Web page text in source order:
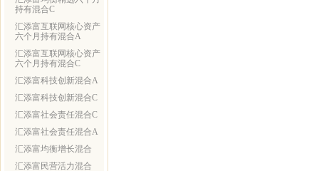
持有混合C
汇添富互联网核心资产
六个月持有混合A
汇添富互联网核心资产
六个月持有混合C
汇添富科技创新混合A
汇添富科技创新混合C
汇添富社会责任混合C
汇添富社会责任混合A
汇添富均衡增长混合
汇添富民营活力混合